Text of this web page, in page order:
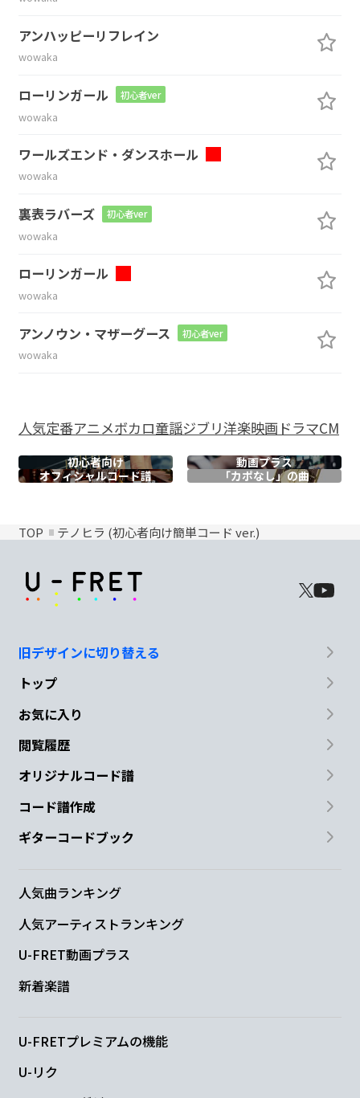
アンハッピーリフレイン
wowaka
ローリンガール 初心者ver
wowaka
ワールズエンド・ダンスホール
wowaka
裏表ラバーズ 初心者ver
wowaka
ローリンガール
wowaka
アンノウン・マザーグース 初心者ver
wowaka
人気定番アニメボカロ童謡ジブリ洋楽映画ドラマCM
初心者向け
動画プラス
オフィシャルコード譜 「カポなし」の曲
TOP テノヒラ (初心者向け簡単コード ver.)
旧デザインに切り替える
トップ
お気に入り
閲覧履歴
オリジナルコード譜
コード譜作成
ギターコードブック
人気曲ランキング
人気アーティストランキング
U-FRET動画プラス
新着楽譜
U-FRETプレミアムの機能
U-リク